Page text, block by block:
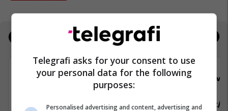
Real Estate
Viva Fresh Store
Arkatar/e Sektorist/e
Telegrafi asks for your consent to use
your personal data for the following
purposes:
Personalised advertising and content, advertising and